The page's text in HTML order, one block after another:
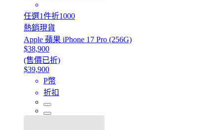
任選1件折1000
熱銷現貨
Apple 蘋果 iPhone 17 Pro (256G)
$38,900
(售價已折)
$39,900
P幣
折扣